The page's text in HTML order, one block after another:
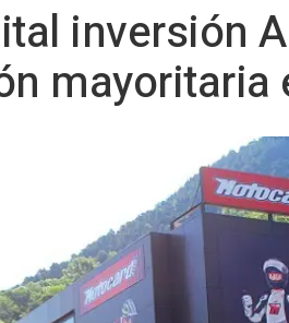
inversión
mayoritaria